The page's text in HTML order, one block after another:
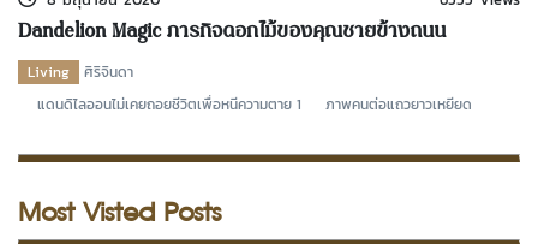
Twitter
Channel Youtube
Dandelion Magic ภารกิจดอกไม้ของคุณชายข้างถนน
Living
ศิริจินดา
แดนดิไลออนไม่เคยถอยชีวิตเพื่อหนีความตาย 1 ภาพคนต่อแถวยาวเหยียด
Most Visted Posts